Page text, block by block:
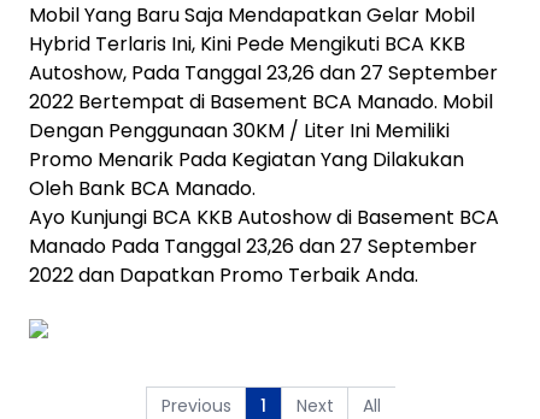
Mobil Yang Baru Saja Mendapatkan Gelar Mobil
Hybrid Terlaris Ini, Kini Pede Mengikuti BCA KKB
Autoshow, Pada Tanggal 23,26 dan 27 September
2022 Bertempat di Basement BCA Manado. Mobil
Dengan Penggunaan 30KM / Liter Ini Memiliki
Promo Menarik Pada Kegiatan Yang Dilakukan
Oleh Bank BCA Manado.
Ayo Kunjungi BCA KKB Autoshow di Basement BCA
Manado Pada Tanggal 23,26 dan 27 September
2022 dan Dapatkan Promo Terbaik Anda.
Previous 1 Next All